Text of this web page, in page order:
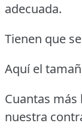
adecuada.
Tienen que
Aquí el
Cuantas
nuestra